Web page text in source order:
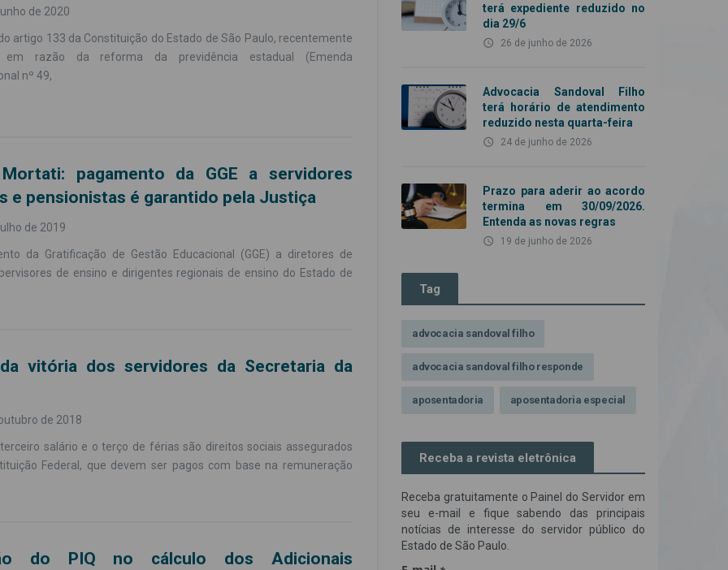
de 2020
artigo 133 da Constituição do Estado de São Paulo, recentemente
em razão da reforma da previdência estadual (Emenda
nº 49,
pagamento da GGE a servidores
e pensionistas é garantido pela Justiça
de 2019
da Gratificação de Gestão Educacional (GGE) a diretores de
de ensino e dirigentes regionais de ensino do Estado de
vitória dos servidores da Secretaria da
de 2018
salário e o terço de férias são direitos sociais assegurados
Federal, que devem ser pagos com base na remuneração
do PIQ no cálculo dos Adicionais
terá expediente reduzido no
dia 29/6
access_time 26 de junho de 2026
Advocacia Sandoval Filho
terá horário de atendimento
reduzido nesta quarta-feira
access_time 24 de junho de 2026
Prazo para aderir ao acordo
termina em 30/09/2026.
Entenda as novas regras
access_time 19 de junho de 2026
Tag
advocacia sandoval filho
advocacia sandoval filho responde
aposentadoria aposentadoria especial
Campanha contra assédio ilegal
Campanha da OAB SP CNJ
Comissão de Precatórios da OAB SP
credores prioritários
Receba a revista eletrônica
Receba gratuitamente o Painel do Servidor em
seu e-mail e fique sabendo das principais
notícias de interesse do servidor público do
Estado de São Paulo.